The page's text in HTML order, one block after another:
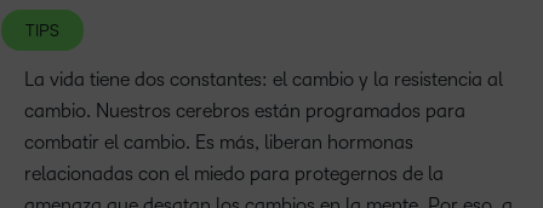
TIPS
La vida tiene dos constantes: el cambio y la resistencia al
cambio. Nuestros cerebros están programados para
combatir el cambio. Es más, liberan hormonas
relacionadas con el miedo para protegernos de la